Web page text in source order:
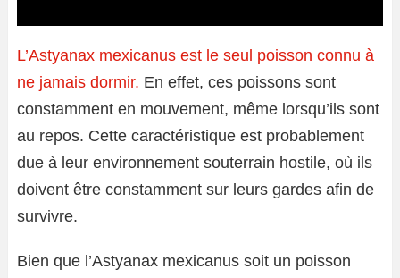
L’Astyanax mexicanus est le seul poisson connu à
ne jamais dormir. En effet, ces poissons sont
constamment en mouvement, même lorsqu’ils sont
au repos. Cette caractéristique est probablement
due à leur environnement souterrain hostile, où ils
doivent être constamment sur leurs gardes afin de
survivre.
Bien que l’Astyanax mexicanus soit un poisson